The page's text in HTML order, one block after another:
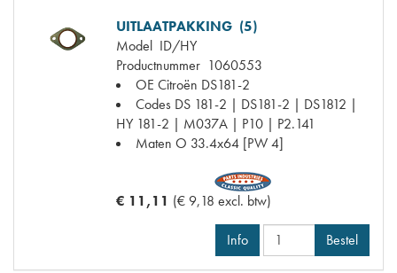
UITLAATPAKKING (5)
Model ID/HY
Productnummer 1060553
OE Citroën DS181-2
Codes DS 181-2 | DS181-2 | DS1812 |
HY 181-2 | M037A | P10 | P2.141
Maten O 33.4x64 [PW 4]
€ 11,11 (€ 9,18 excl. btw)
Info Bestel